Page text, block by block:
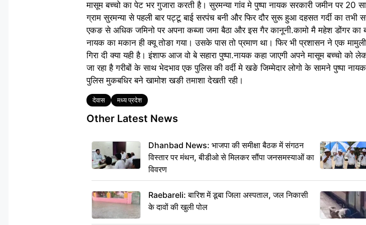
मासूम बच्चो का पेट भर गुजारा करती है। सुरमन्या गांव मे पुष्पा नायक सरकारी जमीन पर 20
ग्राम सुरमन्या से पहली बार पट्टू बाई सरपंच बनी और फिर दौर सुरू हुआ दहसत गर्दी का तभी
एकङ से अधिक जमिनो पर अपना कब्जा जमा बैठा और इस गैर कानूनी.कामो मै महेश डोंगर का
नायक का मकान ही क्यू तोङा गया। उसके पास तो प्रमाण था। फिर भी प्रशासन ने एक
गिरा दी क्या यही है। इंशाफ आज वो बे सहारा पुष्पा.नायक कहा जाएगी अपने मासूम बच्चो को
जा रहा है गरीबों के साथ भेदभाव एक पुलिस की वर्दी मे खङे जिम्मेदार लोगो के सामने पुष्पा
पुलिस मुकबधिर बने खामोश खङी तमाशा देखती रही।
Tags
देवास मध्य प्रदेश
Other Latest News
Dhanbad News: भाजपा की समीक्षा बैठक में संगठन
विस्तार पर मंथन, बीडीओ से मिलकर सौंपा जनसमस्याओं का
विवरण
Raebareli: बारिश में डूबा जिला अस्पताल, जल निकासी
के दावों की खुली पोल